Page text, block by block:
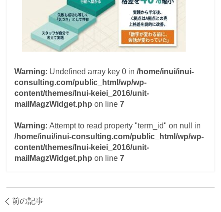
Warning : Undefined array key 0 in/home/inui/inui-
consulting.com/public_html/wp/wp-
content/themes/Inui-keiei_2016/unit-
mailMagzWidget.php on line7
Warning : Attempt to read property "term_id" on null in
/home/inui/inui-consulting.com/public_html/wp/wp-
content/themes/Inui-keiei_2016/unit-
mailMagzWidget.php on line7
前の記事